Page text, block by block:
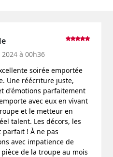
à 00h36
soirée emportée
Une réécriture juste,
d'émotions parfaitement
avec eux en vivant
et le metteur en
talent. Les décors, les
! À ne pas
avec impatience de
de la troupe au mois